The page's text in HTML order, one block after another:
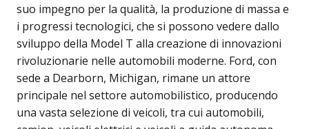
suo impegno per la qualità, la produzione di massa e
i progressi tecnologici, che si possono vedere dallo
sviluppo della Model T alla creazione di innovazioni
rivoluzionarie nelle automobili moderne. Ford, con
sede a Dearborn, Michigan, rimane un attore
principale nel settore automobilistico, producendo
una vasta selezione di veicoli, tra cui automobili,